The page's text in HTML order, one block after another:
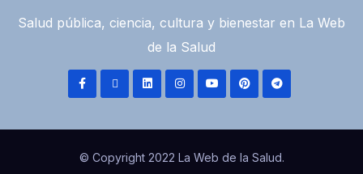
Salud pública, ciencia, cultura y bienestar en La Web
de la Salud
© Copyright 2022 La Web de la Salud.